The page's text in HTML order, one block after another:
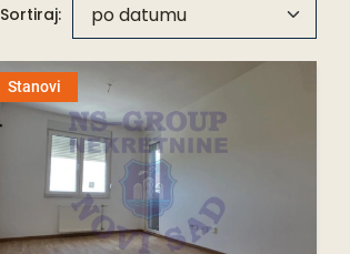
Sortiraj: po datumu
Stanovi